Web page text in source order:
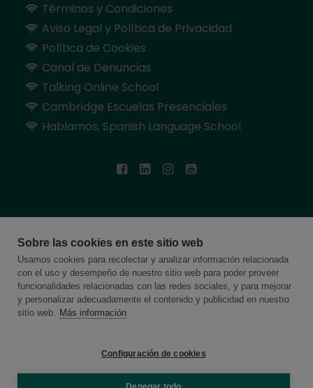
Términos y Condiciones
Aviso Legal y Política de Privacidad
Política de Cookies
Canal de Denuncias
Talking Online School
Cambridge Escuelas Presenciales
Hablamos, Spanish Language School
Sobre las cookies en este sitio web
Usamos cookies para recolectar y analizar información relacionada
con el uso y desempeño de nuestro sitio web para poder proveer
funcionalidades relacionadas con las redes sociales, y para mejorar
y personalizar adecuadamente el contenido y publicidad en nuestro
sitio web. Más información
Configuración de cookies